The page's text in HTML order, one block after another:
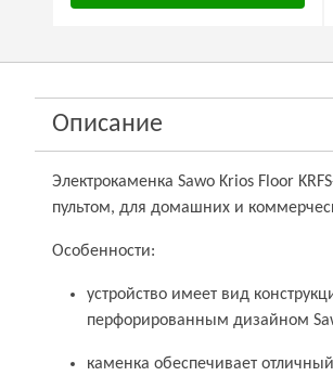
Описание
Электрокаменка Sawo Krios Floor
пультом, для домашних и
Особенности:
устройство имеет вид
перфорированным дизайном
каменка обеспечивает